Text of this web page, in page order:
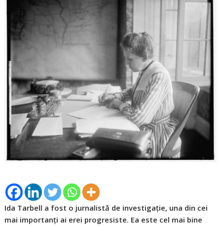
Ida Tarbell a fost o jurnalistă de investigație, una din cei
mai importanți ai erei progresiste. Ea este cel mai bine